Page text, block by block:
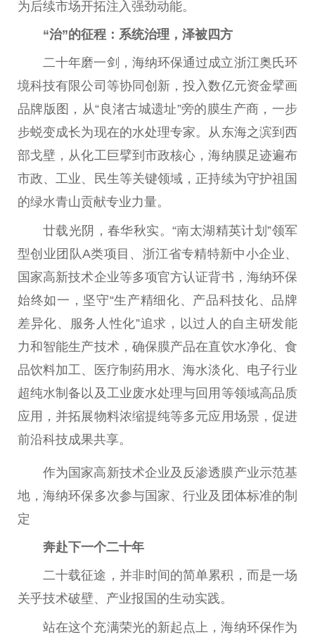
为后续市场开拓注入强劲动能。
“治”的征程：系统治理，泽被四方
二十年磨一剑，海纳环保通过成立浙江奥氏环
境科技有限公司等协同创新，投入数亿元资金擘画
品牌版图，从“良渚古城遗址”旁的膜生产商，一步
步蜕变成长为现在的水处理专家。从东海之滨到西
部戈壁，从化工巨擘到市政核心，海纳膜足迹遍布
市政、工业、民生等关键领域，正持续为守护祖国
的绿水青山贡献专业力量。
廿载光阴，春华秋实。“南太湖精英计划”领军
型创业团队A类项目、浙江省专精特新中小企业、
国家高新技术企业等多项官方认证背书，海纳环保
始终如一，坚守“生产精细化、产品科技化、品牌
差异化、服务人性化”追求，以过人的自主研发能
力和智能生产技术，确保膜产品在直饮水净化、食
品饮料加工、医疗制药用水、海水淡化、电子行业
超纯水制备以及工业废水处理与回用等领域高品质
应用，并拓展物料浓缩提纯等多元应用场景，促进
前沿科技成果共享。
作为国家高新技术企业及反渗透膜产业示范基
地，海纳环保多次参与国家、行业及团体标准的制
定
奔赴下一个二十年
二十载征途，并非时间的简单累积，而是一场
关乎技术破壁、产业报国 的生动实践。
站在这个充满荣光的新起点上，海纳环保作为